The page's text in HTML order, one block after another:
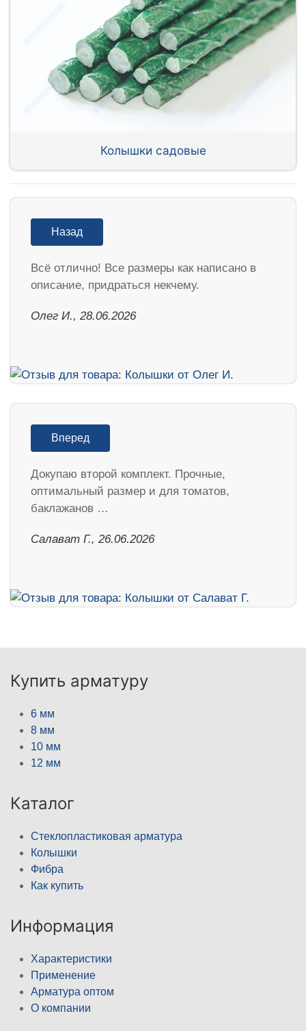
Колышки садовые
Назад
Всё отлично! Все размеры как написано в
описание, придраться некчему.
Олег И., 28.06.2026
Вперед
Докупаю второй комплект. Прочные,
оптимальный размер и для томатов,
баклажанов …
Салават Г., 26.06.2026
Купить арматуру
6 мм
8 мм
10 мм
12 мм
Каталог
Стеклопластиковая арматура
Колышки
Фибра
Как купить
Информация
Характеристики
Применение
Арматура оптом
О компании